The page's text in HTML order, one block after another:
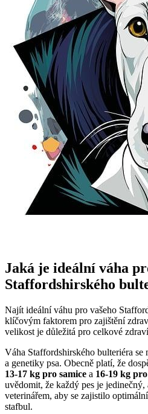
Jaká je ideální váha
Staffordshirského
Najít ideální váhu pro vašeho
klíčovým faktorem pro zajištění
velikost je důležitá pro celkové
Váha Staffordshirského bulteriéra
a genetiky psa. Obecně platí, že
13-17 kg pro samice a 16-19 kg
uvědomit, že každý pes je
veterinářem, aby se zajistilo
stafbul.